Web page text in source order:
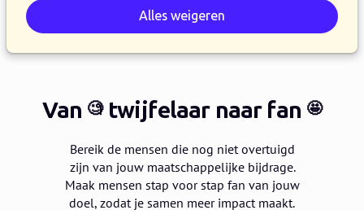
Alles weigeren
Van 🧐twijfelaar naar fan 🤩
Bereik de mensen die nog niet overtuigd
zijn van jouw maatschappelijke bijdrage.
Maak mensen stap voor stap fan van jouw
doel, zodat je samen meer impact maakt.